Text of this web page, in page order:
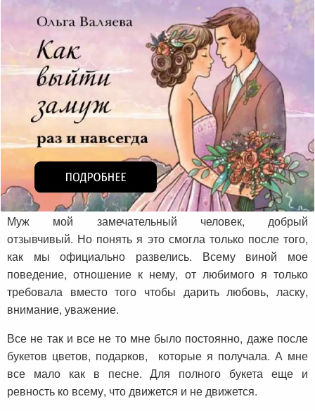
Муж мой замечательный человек, добрый
отзывчивый. Но понять я это смогла только после того,
как мы официально развелись. Всему виной мое
поведение, отношение к нему, от любимого я только
требовала вместо того чтобы дарить любовь, ласку,
внимание, уважение.
Все не так и все не то мне было постоянно, даже после
букетов цветов, подарков, которые я получала. А мне
все мало как в песне. Для полного букета еще и
ревность ко всему, что движется и не движется.